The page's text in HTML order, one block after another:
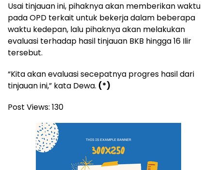
Usai tinjauan ini, pihaknya akan memberikan waktu
pada OPD terkait untuk bekerja dalam beberapa
waktu kedepan, lalu pihaknya akan melakukan
evaluasi terhadap hasil tinjauan BKB hingga 16 Ilir
tersebut.
“Kita akan evaluasi secepatnya progres hasil dari
tinjauan ini,” kata Dewa. (*)
Post Views: 130